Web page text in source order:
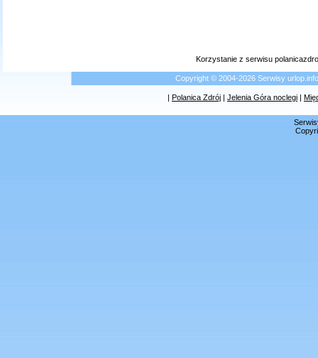
Korzystanie z serwisu
Copyright © 2004-2026 Serwisy
| Polanica Zdrój | Jelenia Góra noclegi |